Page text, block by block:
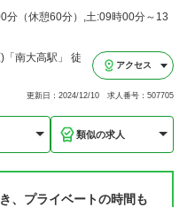
分（休憩60分）,土:09時00分～13
「南大高駅」 徒
アクセス
更新日：2024/12/10 求人番号：507705
類似の求人
、プライベートの時間も